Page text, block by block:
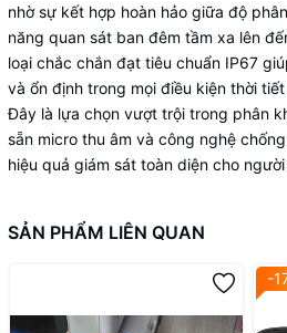
nhờ sự kết hợp hoàn hảo giữa độ
năng quan sát ban đêm tầm xa lên
loại chắc chắn đạt tiêu chuẩn IP67
và ổn định trong mọi điều kiện thời
Đây là lựa chọn vượt trội trong phân
sẵn micro thu âm và công nghệ
hiệu quả giám sát toàn diện cho
SẢN PHẨM LIÊN QUAN
-